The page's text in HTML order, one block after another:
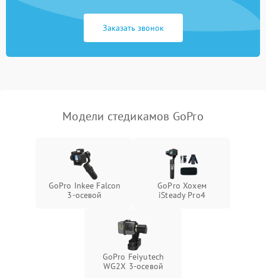
Заказать звонок
Модели стедикамов GoPro
GoPro Inkee Falcon
3-осевой
GoPro Хохем
iSteady Pro4
GoPro Feiyutech
WG2X 3-осевой